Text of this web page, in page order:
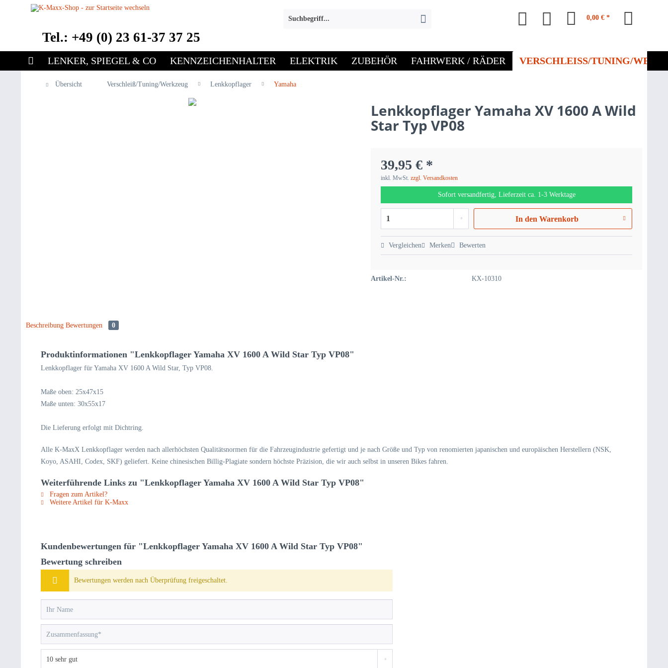
Tel.: +49 (0) 23 61-37 37 25
0,00 € *
LENKER, SPIEGEL & CO KENNZEICHENHALTER ELEKTRIK ZUBEHÖR FAHRWERK / RÄDER VERSCHLEISS/TUNING/
Übersicht Verschleiß/Tuning/Werkzeug Lenkkopflager Yamaha
Lenkkopflager Yamaha XV 1600 A Wild
Star Typ VP08
39,95 € *
inkl. MwSt.zzgl. Versandkosten
Sofort versandfertig, Lieferzeit ca. 1-3 Werktage
In den Warenkorb
Vergleichen Merken Bewerten
Artikel-Nr.: KX-10310
Beschreibung Bewertungen 0
Produktinformationen "Lenkkopflager Yamaha XV 1600 A Wild Star Typ VP08"
Lenkkopflager für Yamaha XV 1600 A Wild Star, Typ VP08.
Maße oben: 25x47x15
Maße unten: 30x55x17
Die Lieferung erfolgt mit Dichtring.
Alle K-MaxX Lenkkopflager werden nach allerhöchsten Qualitätsnormen für die Fahrzeugindustrie gefertigt und je nach Größe und Typ von renomierten japanischen und europäischen Herstellern (NSK,
Koyo, ASAHI, Codex, SKF) geliefert. Keine chinesischen Billig-Plagiate sondern höchste Präzision, die wir auch selbst in unseren Bikes fahren.
Weiterführende Links zu "Lenkkopflager Yamaha XV 1600 A Wild Star Typ VP08"
Fragen zum Artikel?
Weitere Artikel für K-Maxx
Kundenbewertungen für "Lenkkopflager Yamaha XV 1600 A Wild Star Typ VP08"
Bewertung schreiben
Bewertungen werden nach Überprüfung freigeschaltet.